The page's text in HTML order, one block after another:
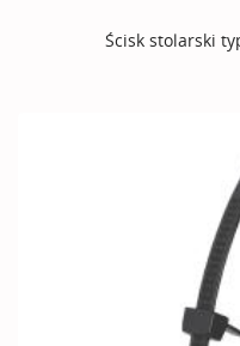
Ścisk stolarski